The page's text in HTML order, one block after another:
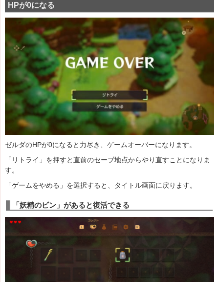
HPが0になる
ゼルダのHPが0になると力尽き、ゲームオーバーになります。
「リトライ」を押すと直前のセーブ地点からやり直すことになりま
す。
「ゲームをやめる」を選択すると、タイトル画面に戻ります。
「妖精のビン」があると復活できる